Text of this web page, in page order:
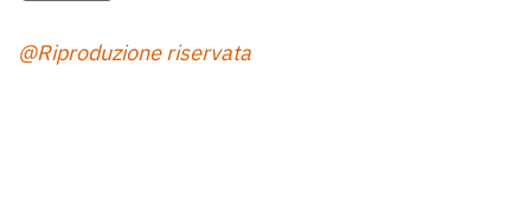
@Riproduzione riservata